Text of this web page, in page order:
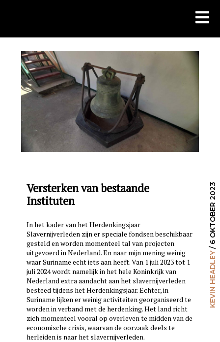
KEVIN HEADLEY
/ 6 OKTOBER 2023
Versterken van bestaande
Instituten
In het kader van het Herdenkingsjaar
Slavernijverleden zijn er speciale fondsen beschikbaar
gesteld en worden momenteel tal van projecten
uitgevoerd in Nederland. En naar mijn mening weinig
waar Suriname echt iets aan heeft. Van 1 juli 2023 tot 1
juli 2024 wordt namelijk in het hele Koninkrijk van
Nederland extra aandacht aan het slavernijverleden
besteed tijdens het Herdenkingsjaar. Echter, in
Suriname lijken er weinig activiteiten georganiseerd te
worden in verband met de herdenking. Het land richt
zich momenteel vooral op overleven te midden van de
economische crisis, waarvan de oorzaak deels te
herleiden is naar het slavernijverleden.